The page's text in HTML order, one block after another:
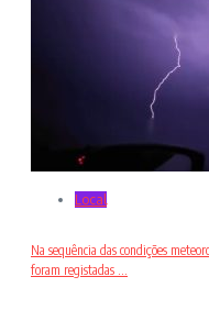
Local
Na sequência das condições
foram registadas ...